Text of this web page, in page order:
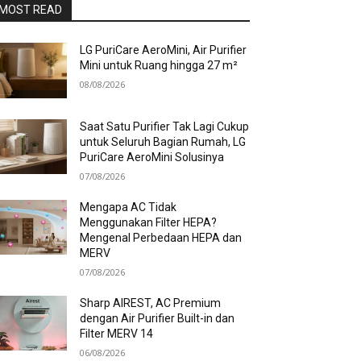
READ
LG PuriCare AeroMini, Air Purifier
Mini untuk Ruang hingga 27 m²
08/08/2026
Saat Satu Purifier Tak Lagi Cukup
untuk Seluruh Bagian Rumah, LG
PuriCare AeroMini Solusinya
07/08/2026
Mengapa AC Tidak
Menggunakan Filter HEPA?
Mengenal Perbedaan HEPA dan
MERV
07/08/2026
Sharp AIREST, AC Premium
dengan Air Purifier Built-in dan
Filter MERV 14
06/08/2026